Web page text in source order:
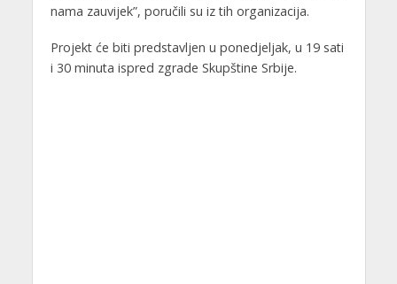
nama zauvijek”, poručili su iz tih organizacija.
Projekt će biti predstavljen u ponedjeljak, u 19 sati
i 30 minuta ispred zgrade Skupštine Srbije.